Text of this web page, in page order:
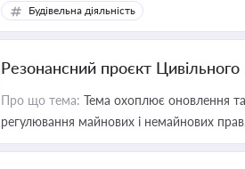
Будівельна діяльність
Резонансний проєкт Цивільного
Про що тема: Тема охоплює оновлення
регулювання майнових і немайнових